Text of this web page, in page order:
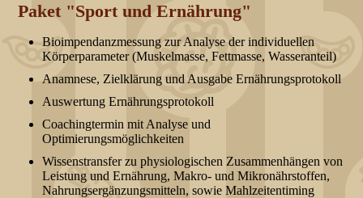
Paket "Sport und Ernährung"
Bioimpendanzmessung zur Analyse der individuellen
Körperparameter (Muskelmasse, Fettmasse, Wasseranteil)
Anamnese, Zielklärung und Ausgabe Ernährungsprotokoll
Auswertung Ernährungsprotokoll
Coachingtermin mit Analyse und
Optimierungsmöglichkeiten
Wissenstransfer zu physiologischen Zusammenhängen von
Leistung und Ernährung, Makro- und Mikronährstoffen,
Nahrungsergänzungsmitteln, sowie Mahlzeitentiming